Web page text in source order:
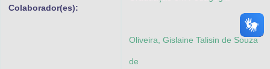
Colaborador(es):
Oliveira, Gislaine Talisin de Souza
de